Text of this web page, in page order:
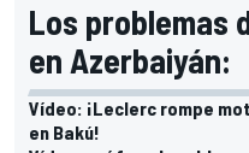
Los problemas
en Azerbaiyán:
Vídeo: ¡Leclerc rompe
en Bakú!